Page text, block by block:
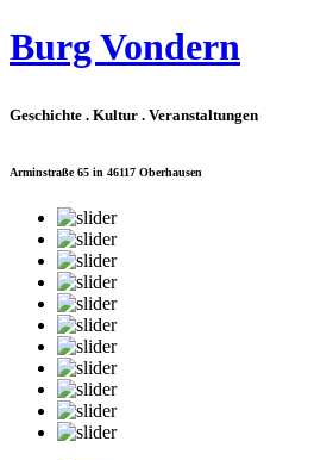
Burg Vondern
Geschichte . Kultur . Veranstaltungen
Arminstraße 65 in 46117 Oberhausen